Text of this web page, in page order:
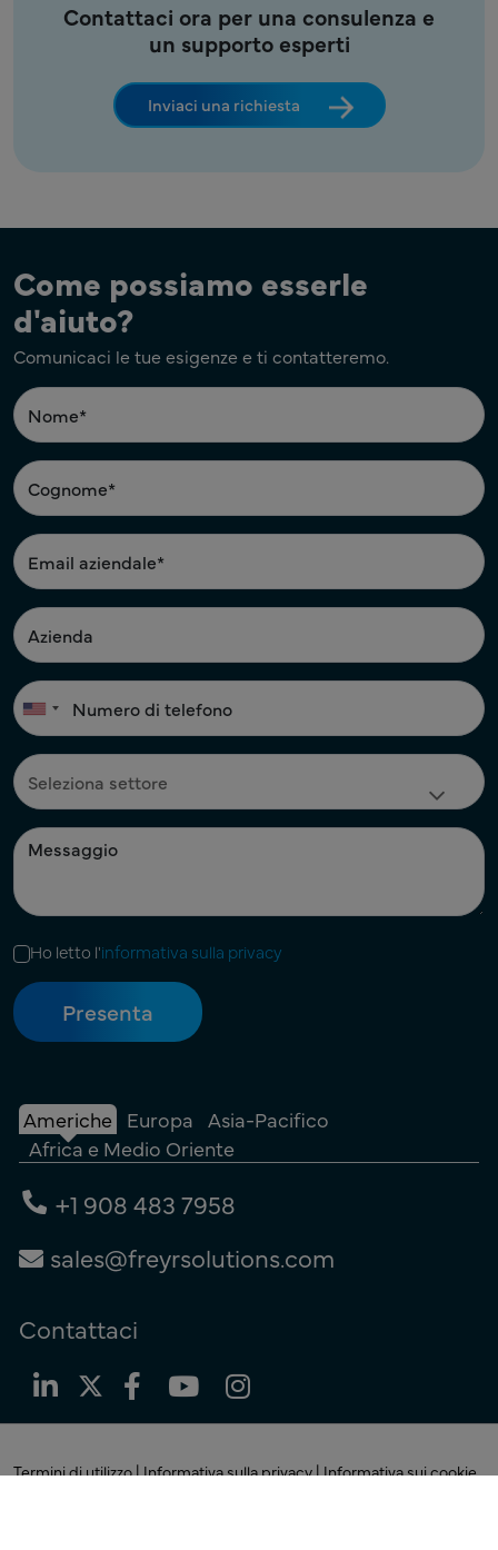
Contattaci ora per una consulenza e
un supporto esperti
Inviaci una richiesta
Come possiamo esserle
d'aiuto?
Comunicaci le tue esigenze e ti contatteremo.
Ho letto l'informativa sulla privacy
Americhe Europa Asia-Pacifico
Africa e Medio Oriente
+1 908 483 7958
sales@freyrsolutions.com
Contattaci
Termini di utilizzo|Informativa sulla privacy|Informativa sui cookie